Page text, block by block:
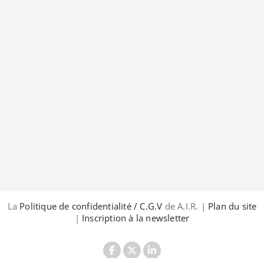
La Politique de confidentialité / C.G.V de A.I.R. | Plan du site
| Inscription à la newsletter